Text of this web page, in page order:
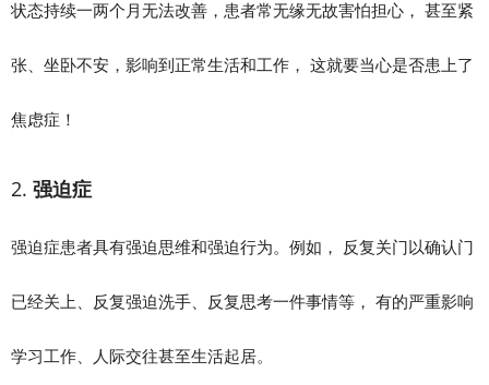
状态持续一两个月无法改善，患者常无缘无故害怕担心， 甚至紧
张、坐卧不安，影响到正常生活和工作， 这就要当心是否患上了
焦虑症！
2. 强迫症
强迫症患者具有强迫思维和强迫行为。例如， 反复关门以确认门
已经关上、反复强迫洗手、反复思考一件事情等， 有的严重影响
学习工作、人际交往甚至生活起居。